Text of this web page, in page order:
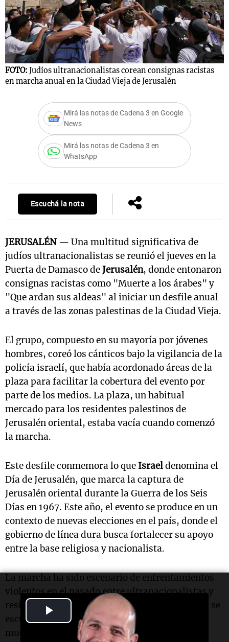
Play
Video
FOTO: Judíos ultranacionalistas corean consignas racistas
en marcha anual en la Ciudad Vieja de Jerusalén
Mirá las notas de Cadena 3 en Google
News
Mirá las notas de Cadena 3 en
WhatsApp
Escuchá la nota
JERUSALÉN — Una multitud significativa de
judíos ultranacionalistas se reunió el jueves en la
Puerta de Damasco deJerusalén, donde entonaron
consignas racistas como "Muerte a los árabes" y
"Que ardan sus aldeas" al iniciar un desfile anual
a través de las zonas palestinas de la Ciudad Vieja.
El grupo, compuesto en su mayoría por jóvenes
hombres, coreó los cánticos bajo la vigilancia de la
policía israelí, que había acordonado áreas de la
plaza para facilitar la cobertura del evento por
parte de los medios. La plaza, un habitual
mercado para los residentes palestinos de
Jerusalén oriental, estaba vacía cuando comenzó
la marcha.
Este desfile conmemora lo que Israeldenomina el
Día de Jerusalén, que marca la captura de
Jerusalén oriental durante la Guerra de los Seis
Días en 1967. Este año, el evento se produce en un
contexto de nuevas elecciones en el país, donde el
gobierno de línea dura busca fortalecer su apoyo
entre la base religiosa y nacionalista.
La marcha ha sido escenario de enfrentamientos
violentos en el pasado entre ultranacionalistas y
residentes palestinos. En esta ocasión, también se
escuchó a la multitud gritar "Mahoma está
muerto", refiriéndose al profeta musulmán.